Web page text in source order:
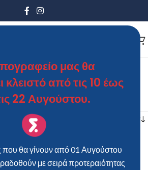
μας θα
κλειστό από τις 10 έως
22 Αυγούστου.
που θα γίνουν από 01 Αυγούστου
με σειρά προτεραιότητας
Bάπτισης ΚΑΡΑΒΑΚΙ για